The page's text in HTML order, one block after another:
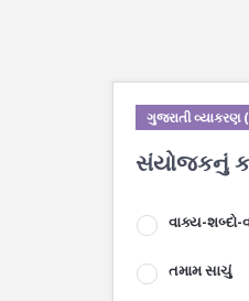
ગુજરાતી
સંયોજકનું
વાક્ય-શબ્દો-
તમામ સાચું